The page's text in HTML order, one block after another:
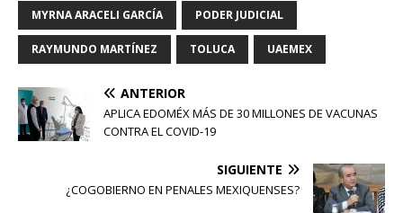
MYRNA ARACELI GARCÍA PODER JUDICIAL
RAYMUNDO MARTÍNEZ TOLUCA UAEMEX
ANTERIOR
APLICA EDOMÉX MÁS DE 30 MILLONES DE VACUNAS
CONTRA EL COVID-19
SIGUIENTE
¿COGOBIERNO EN PENALES MEXIQUENSES?